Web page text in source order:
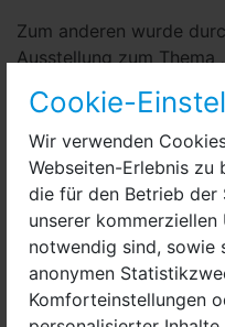
Cookie-
Wir verwenden
Webseiten-Erlebnis zu
die für den Betrieb der
unserer kommerziellen
notwendig sind, sowie
anonymen
Komforteinstellungen
Zum anderen wurde
Ausstellung zum Thema
Ost“ erarbeitet. Diese
im Herbst 2020 und im
eingeweiht.
dieser Aufsteller
Feldstraße umgesetzt.
zukünftig am Anfang
Commerzbank (ehem.
Das Konzept zur